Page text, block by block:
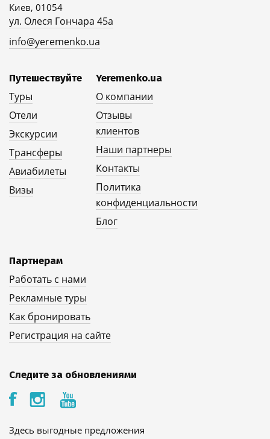
Киев, 01054
ул. Олеся Гончара 45а
info@yeremenko.ua
Путешествуйте
Туры
Отели
Экскурсии
Трансферы
Авиабилеты
Визы
Yeremenko.ua
О компании
Отзывы
клиентов
Наши партнеры
Контакты
Политика
конфиденциальности
Блог
Партнерам
Работать с нами
Рекламные туры
Как бронировать
Регистрация на сайте
Следите за обновлениями
Здесь выгодные предложения